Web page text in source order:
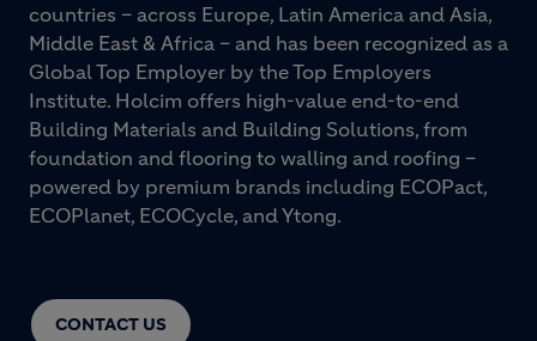
CONTACT US
countries – across Europe, Latin America and Asia,
Middle East & Africa – and has been recognized as a
Global Top Employer by the Top Employers
Institute. Holcim offers high-value end-to-end
Building Materials and Building Solutions, from
foundation and flooring to walling and roofing –
powered by premium brands including ECOPact,
ECOPlanet, ECOCycle, and Ytong.